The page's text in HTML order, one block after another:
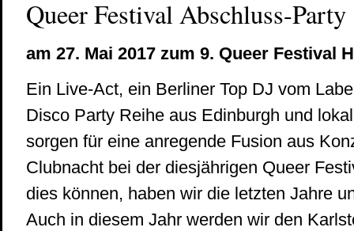
Queer Festival Abschluss-Party
am 27. Mai 2017 zum 9. Queer Festival
Ein Live-Act, ein Berliner Top DJ vom
Disco Party Reihe aus Edinburgh und
sorgen für eine anregende Fusion aus
Clubnacht bei der diesjährigen Queer
dies können, haben wir die letzten Jahre
Auch in diesem Jahr werden wir den